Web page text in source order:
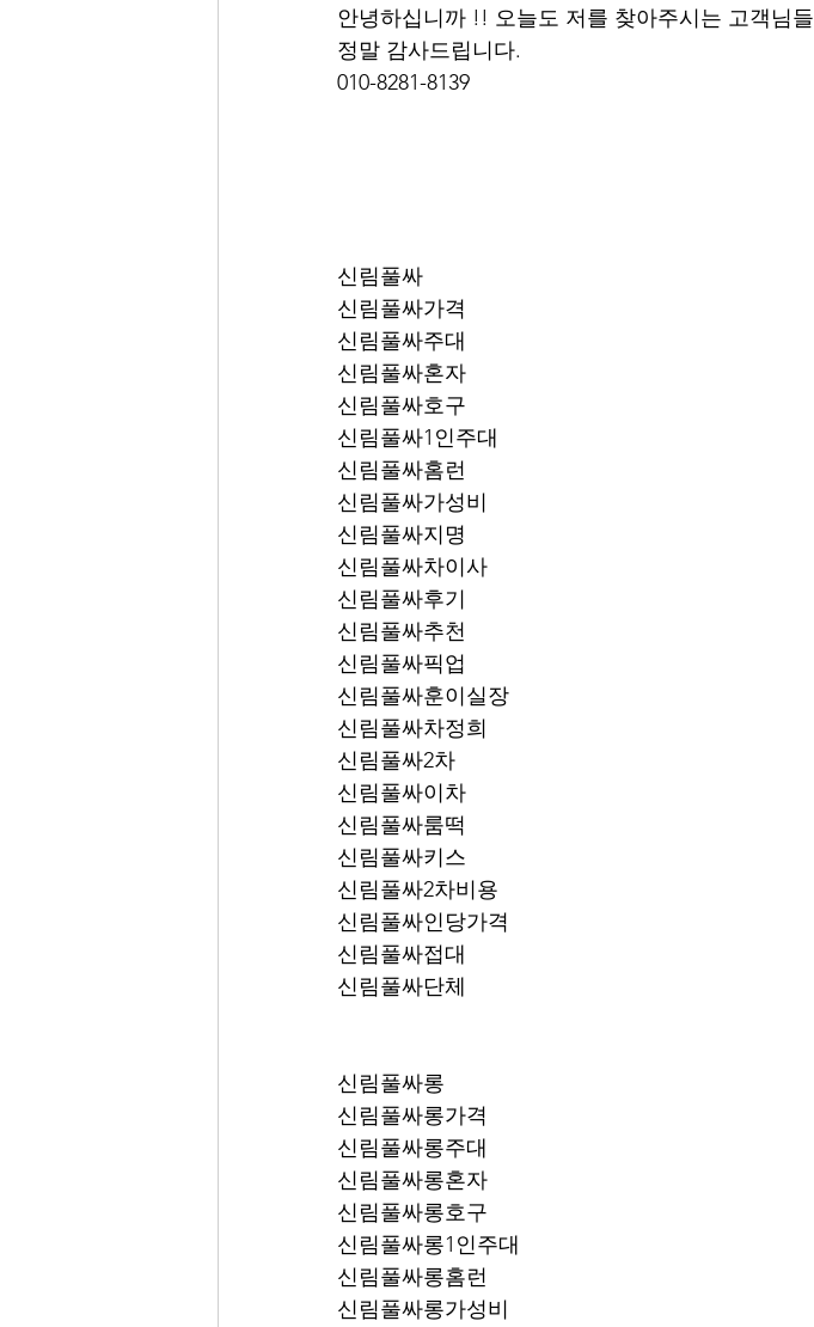
안녕하십니까 !! 오늘도 저를 찾아주시는 고객님들
정말 감사드립니다.
010-8281-8139
신림풀싸
신림풀싸가격
신림풀싸주대
신림풀싸혼자
신림풀싸호구
신림풀싸1인주대
신림풀싸홈런
신림풀싸가성비
신림풀싸지명
신림풀싸차이사
신림풀싸후기
신림풀싸추천
신림풀싸훈이실장
신림풀싸차정희
신림풀싸2차
신림풀싸이차
신림풀싸룸떡
신림풀싸키스
신림풀싸2차비용
신림풀싸인당가격
신림풀싸접대
신림풀싸단체
신림풀싸롱
신림풀싸롱가격
신림풀싸롱주대
신림풀싸롱혼자
신림풀싸롱호구
신림풀싸롱1인주대
신림풀싸롱홈런
신림풀싸롱가성비